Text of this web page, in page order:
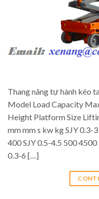
Thang nâng tự hành kéo
Model Load Capacity
Height Platform Size
mm mm s kw kg SJY
400 SJY 0.5-4.5 500
0.3-6 […]